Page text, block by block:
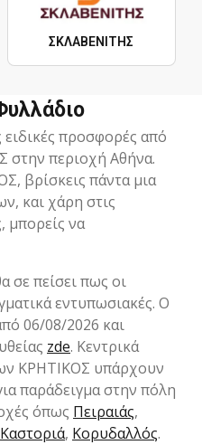
ΣΚΛΑΒΕΝΙΤΗΣ
προσφορές από
στην περιοχή Αθήνα.
βρίσκεις πάντα μια
και χάρη στις
μπορείς να
σε πείσει πως οι
εντυπωσιακές. Ο
06/08/2026 και
zde. Κεντρικά
ΚΡΗΤΙΚΟΣ υπάρχουν
παράδειγμα στην πόλη
όπως Πειραιάς,
Καστοριά, Κορυδαλλός.